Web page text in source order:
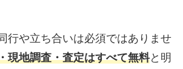
行や立ち合いは必須ではありませ
現地調査・査定はすべて無料と明